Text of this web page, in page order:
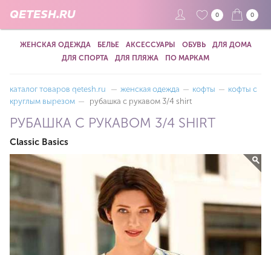
QETESH.RU 0 0
ЖЕНСКАЯ ОДЕЖДА БЕЛЬЕ АКСЕССУАРЫ ОБУВЬ
ДЛЯ ДОМА
ДЛЯ СПОРТА
ДЛЯ ПЛЯЖА ПО МАРКАМ
каталог товаров qetesh.ru — женская одежда — кофты — кофты с
круглым вырезом — рубашка с рукавом 3/4 shirt
РУБАШКА С РУКАВОМ 3/4 SHIRT
Classic Basics